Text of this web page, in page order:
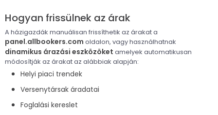
Hogyan frissülnek az árak
A házigazdák manuálisan frissíthetik az árakat a
panel.allbookers.com oldalon, vagy használhatnak
dinamikus árazási eszközöket amelyek automatikusan
módosítják az árakat az alábbiak alapján:
Helyi piaci trendek
Versenytársak áradatai
Foglalási kereslet